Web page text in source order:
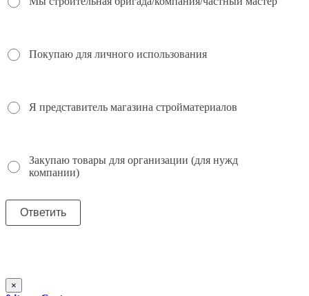
Покупаю для личного использования
Я представитель магазина стройматериалов
Закупаю товары для организации (для нужд
компании)
×